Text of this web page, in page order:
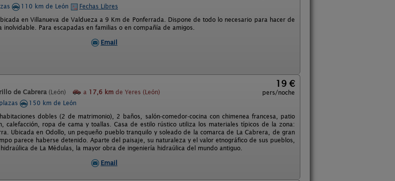
110 km de León
Fechas Libres
en Villanueva de Valdueza a 9 Km de Ponferrada. Dispone de todo lo necesario para hacer de
inolvidable. Para escapadas en familias o en compañía de amigos.
Email
de Cabrera (León) a 17,6 km de Yeres (León)
19 €
pers/noche
150 km de León
dobles (2 de matrimonio), 2 baños, salón-comedor-cocina con chimenea francesa, patio
calefacción, ropa de cama y toallas. Casa de estilo rústico utiliza los materiales típicos de la zona:
Ubicada en Odollo, un pequeño pueblo tranquilo y soleado de la comarca de La Cabrera, de gran
parece haberse detenido. Aparte del paisaje, su naturaleza y el valor etnográfico de sus pueblos,
de La Médulas, la mayor obra de ingeniería hidraúlica del mundo antiguo.
Email